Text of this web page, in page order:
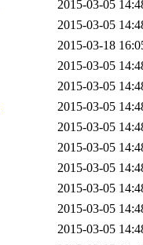
2015-03-05
2015-03-05
2015-03-18
2015-03-05
2015-03-05
2015-03-05
2015-03-05
2015-03-05
2015-03-05
2015-03-05
2015-03-05
2015-03-05